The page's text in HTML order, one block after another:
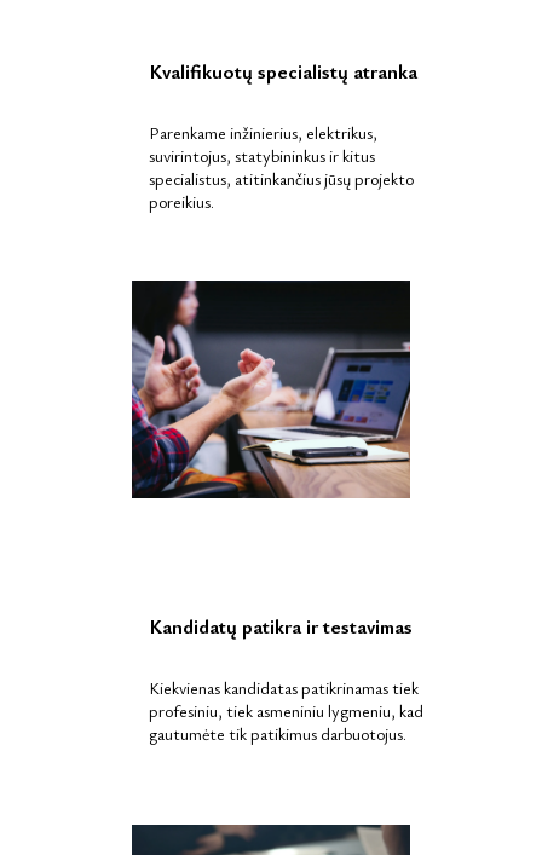
Kvalifikuotų specialistų atranka
Parenkame inžinierius, elektrikus,
suvirintojus, statybininkus ir kitus
specialistus, atitinkančius jūsų projekto
poreikius.
Kandidatų patikra ir testavimas
Kiekvienas kandidatas patikrinamas tiek
profesiniu, tiek asmeniniu lygmeniu, kad
gautumėte tik patikimus darbuotojus.